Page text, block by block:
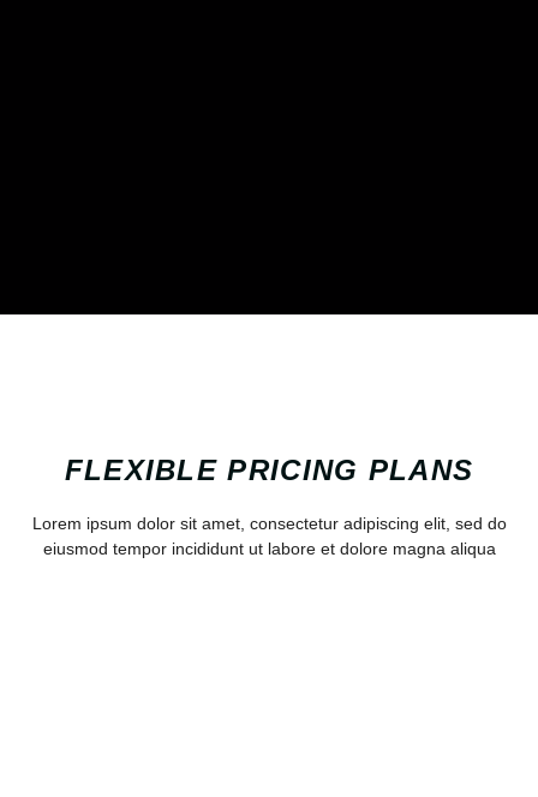
FLEXIBLE PRICING PLANS
Lorem ipsum dolor sit amet, consectetur adipiscing elit, sed do
eiusmod tempor incididunt ut labore et dolore magna aliqua